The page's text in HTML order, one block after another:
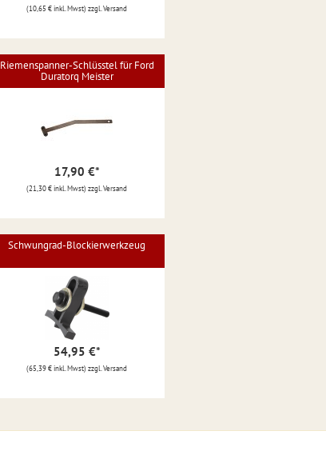
(10,65 € inkl. Mwst) zzgl. Versand
Riemenspanner-Schlüsstel für Ford
Duratorq Meister
17,90 €*
(21,30 € inkl. Mwst) zzgl. Versand
Schwungrad-Blockierwerkzeug
54,95 €*
(65,39 € inkl. Mwst) zzgl. Versand